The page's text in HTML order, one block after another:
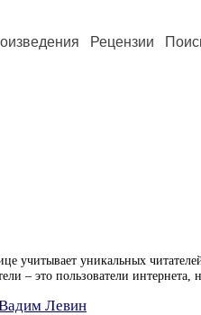
Рецензии
учитывает уникальных
– это пользователи интернета,
Левин